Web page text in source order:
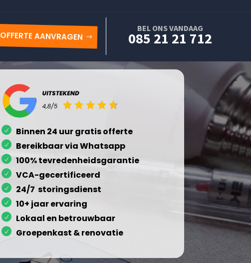
OFFERTE AANVRAGEN
BEL ONS VANDAAG
085 21 21 712
Binnen 24 uur gratis offerte
Bereikbaar via Whatsapp
100% tevredenheidsgarantie
VCA-gecertificeerd
24/7 storingsdienst
10+ jaar ervaring
Lokaal en betrouwbaar
Groepenkast & renovatie